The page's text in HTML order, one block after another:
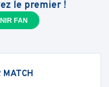
le premier !
FAN
MATCH